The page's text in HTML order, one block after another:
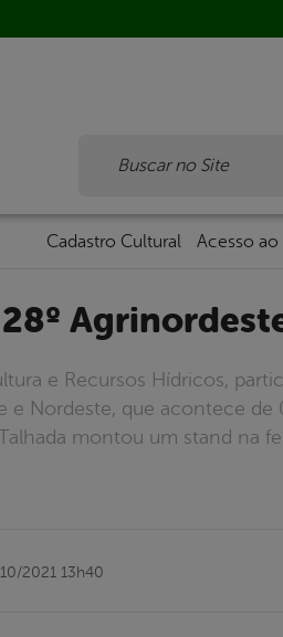
Cadastro Cultural Acesso
28º
e Recursos Hídricos,
Nordeste, que acontece de
montou um stand na
2021 13h40